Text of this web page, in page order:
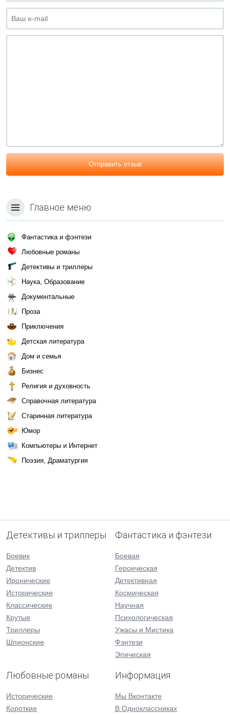
Отправить отзыв
Главное меню
Фантастика и фэнтези
Любовные романы
Детективы и триллеры
Наука, Образование
Документальные
Проза
Приключения
Детская литература
Дом и семья
Бизнес
Религия и духовность
Справочная литература
Старинная литература
Юмор
Компьютеры и Интернет
Поэзия, Драматургия
Детективы и триллеры
Боевик
Детектив
Иронические
Исторические
Классические
Крутые
Триллеры
Шпионские
Фантастика и фэнтези
Боевая
Героическая
Детективная
Космическая
Научная
Психологическая
Ужасы и Мистика
Фэнтези
Эпическая
Любовные романы
Исторические
Короткие
Информация
Мы Вконтакте
В Одноклассниках